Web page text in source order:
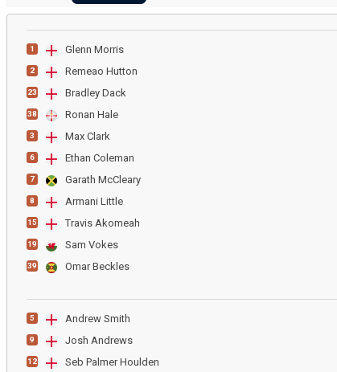
1 Glenn Morris
2 Remeao Hutton
23 Bradley Dack
38 Ronan Hale
3 Max Clark
6 Ethan Coleman
7 Garath McCleary
8 Armani Little
15 Travis Akomeah
19 Sam Vokes
39 Omar Beckles
5 Andrew Smith
9 Josh Andrews
12 Seb Palmer Houlden